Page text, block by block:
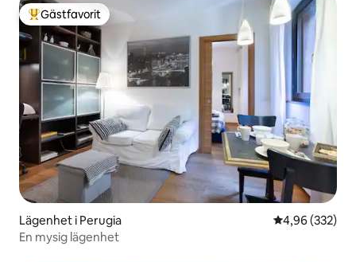
Populär gästfavorit
Gästfavorit
Lägenhet i Perugia 4,96 av 5 i
4,96 (332)
En mysig lägenhet